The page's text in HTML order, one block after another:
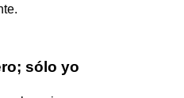
sólo yo